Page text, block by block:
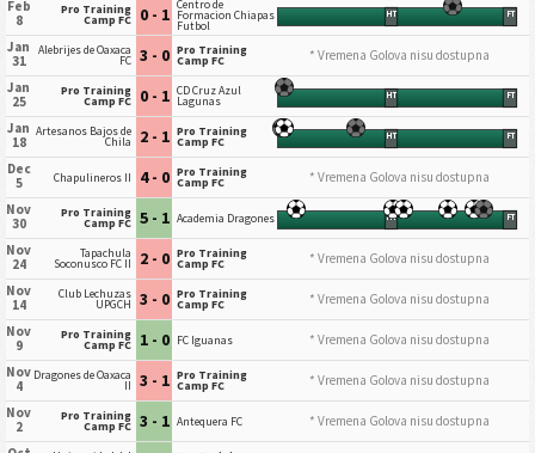
Feb
8
Pro Training
Camp FC 0 - 1 Centro de
Formacion Chiapas
Futbol
HT FT
Jan
31
Alebrijes de Oaxaca
FC 3 - 0 Pro Training
Camp FC
* Vremena Golova nisu dostupna
Jan
25
Pro Training
Camp FC 0 - 1 CD Cruz Azul
Lagunas HT FT
Jan
18
Artesanos Bajos de
Chila 2 - 1 Pro Training
Camp FC HT FT
Dec
5
Chapulineros II 4 - 0 Pro Training
Camp FC
* Vremena Golova nisu dostupna
Nov
30
Pro Training
Camp FC 5 - 1 Academia Dragones HT FT
Nov
24
Tapachula
Soconusco FC II 2 - 0 Pro Training
Camp FC
* Vremena Golova nisu dostupna
Nov
14
Club Lechuzas
UPGCH 3 - 0 Pro Training
Camp FC
* Vremena Golova nisu dostupna
Nov
9
Pro Training
Camp FC 1 - 0 FC Iguanas
* Vremena Golova nisu dostupna
Nov
4
Dragones de Oaxaca
II 3 - 1 Pro Training
Camp FC
* Vremena Golova nisu dostupna
Nov
2
Pro Training
Camp FC 3 - 1 Antequera FC
* Vremena Golova nisu dostupna